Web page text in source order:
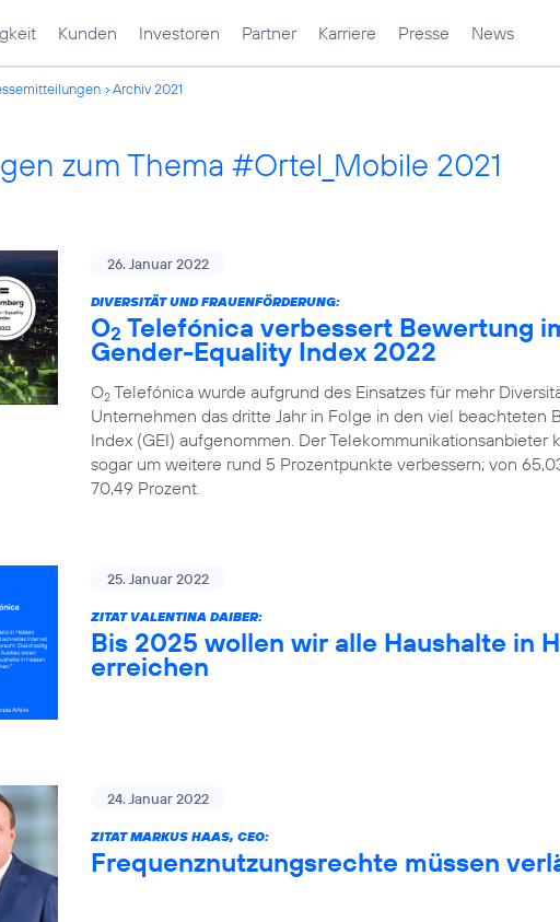
Kunden Investoren Partner Karriere Presse News
Archiv 2021
zum Thema #Ortel_Mobile 2021
26. Januar 2022
DIVERSITÄT UND FRAUENFÖRDERUNG:
O2 Telefónica verbessert Bewertung
Gender-Equality Index 2022
O2 Telefónica wurde aufgrund des Einsatzes für mehr
Unternehmen das dritte Jahr in Folge in den viel beachteten
Index (GEI) aufgenommen. Der
sogar um weitere rund 5 Prozentpunkte verbessern; von
70,49 Prozent.
25. Januar 2022
ZITAT VALENTINA DAIBER:
Bis 2025 wollen wir alle Haushalte in
erreichen
24. Januar 2022
ZITAT MARKUS HAAS, CEO:
Frequenznutzungsrechte müssen